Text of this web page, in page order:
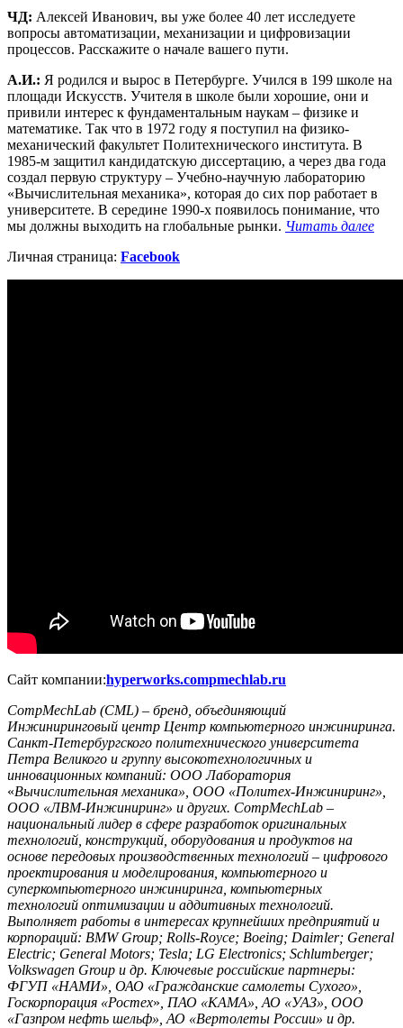
ЧД: Алексей Иванович, вы уже более 40 лет исследуете
вопросы автоматизации, механизации и цифровизации
процессов. Расскажите о начале вашего пути.
А.И.: Я родился и вырос в Петербурге. Учился в 199 школе на
площади Искусств. Учителя в школе были хорошие, они и
привили интерес к фундаментальным наукам – физике и
математике. Так что в 1972 году я поступил на физико-
механический факультет Политехнического института. В
1985-м защитил кандидатскую диссертацию, а через два года
создал первую структуру – Учебно-научную лабораторию
«Вычислительная механика», которая до сих пор работает в
университете. В середине 1990-х появилось понимание, что
мы должны выходить на глобальные рынки. Читать далее
Личная страница: Facebook
Сайт компании:hyperworks.compmechlab.ru
CompMechLab (CML) – бренд, объединяющий
Инжиниринговый центр Центр компьютерного инжиниринга.
Санкт-Петербургского политехнического университета
Петра Великого и группу высокотехнологичных и
инновационных компаний: ООО Лаборатория
«Вычислительная механика», ООО «Политех-Инжиниринг»,
ООО «ЛВМ-Инжиниринг» и других. CompMechLab –
национальный лидер в сфере разработок оригинальных
технологий, конструкций, оборудования и продуктов на
основе передовых производственных технологий – цифрового
проектирования и моделирования, компьютерного и
суперкомпьютерного инжиниринга, компьютерных
технологий оптимизации и аддитивных технологий.
Выполняет работы в интересах крупнейших предприятий и
корпораций: BMW Group; Rolls-Royce; Boeing; Daimler; General
Electric; General Motors; Tesla; LG Electronics; Schlumberger;
Volkswagen Group и др. Ключевые российские партнеры:
ФГУП «НАМИ», ОАО «Гражданские самолеты Сухого»,
Госкорпорация «Ростех» , ПАО «КАМА», АО «УАЗ», ООО
«Газпром нефть шельф», АО «Вертолеты России» и др.